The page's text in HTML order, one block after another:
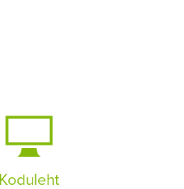
Koduleht